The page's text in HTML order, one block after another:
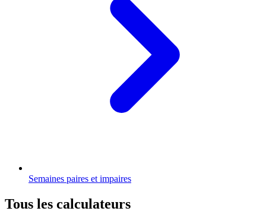
Semaines paires et impaires
Tous les calculateurs